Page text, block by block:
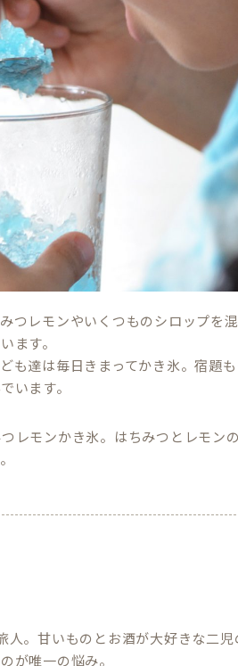
つレモンやいくつものシロップを
ます。
も達は毎日きまってかき氷。宿題
います。
レモンかき氷。はちみつとレモン
。甘いものとお酒が大好きな二
が唯一の悩み。